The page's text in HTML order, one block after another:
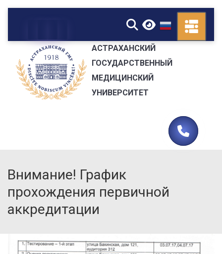
▼
АСТРАХАНСКИЙ
ГОСУДАРСТВЕННЫЙ
МЕДИЦИНСКИЙ
УНИВЕРСИТЕТ
Внимание! График
прохождения первичной
аккредитации